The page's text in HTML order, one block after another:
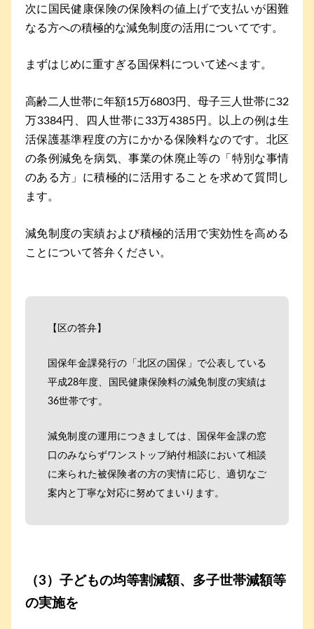
次に国民健康保険の保険料の値上げで支払いが困難
なる方への積極的な減免制度の活用についてです。
まずはじめに重すぎる国保料について述べます。
高齢二人世帯に年額15万6803円、母子三人世帯に32
万3384円、四人世帯に33万4385円。以上の例は生
活保護基準程度の方にかかる保険料なのです。北区
の条例減免を病気、事業の休廃止等の「特別な事情
のある方」に積極的に活用することを求めて質問し
ます。
減免制度の実績および積極的活用で実効性を高める
ことについて答弁ください。
【区の答弁】
国保年金課発行の「北区の国保」で公表している
平成28年度、国民健康保険料の減免制度の実績は
36世帯です。
減免制度の運用につきましては、国保年金課の窓
口のみならずワンストップ納付相談において相談
に来られた被保険者の方の実情に応じ、適切なご
案内と丁寧な対応に努めてまいります。
（3）子どもの均等割減額、多子世帯減額等
の実施を